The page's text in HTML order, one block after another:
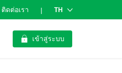
ติดต่อเรา | TH
เข้าสู่ระบบ